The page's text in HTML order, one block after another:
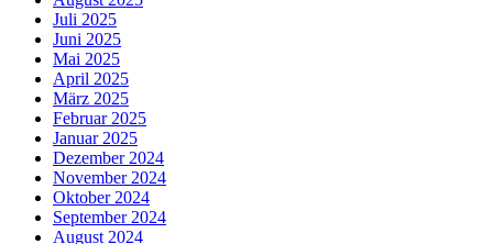
Juli 2025
Juni 2025
Mai 2025
April 2025
März 2025
Februar 2025
Januar 2025
Dezember 2024
November 2024
Oktober 2024
September 2024
August 2024